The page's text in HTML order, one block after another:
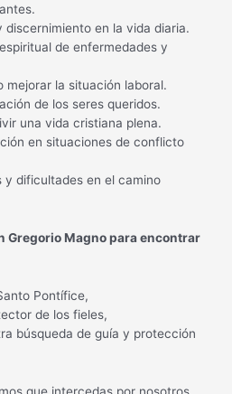
discernimiento en la vida diaria.
de enfermedades y
la situación laboral.
de los seres queridos.
una vida cristiana plena.
en situaciones de conflicto
y dificultades en el camino
Gregorio Magno para encontrar
Pontífice,
de los fieles,
búsqueda de guía y protección